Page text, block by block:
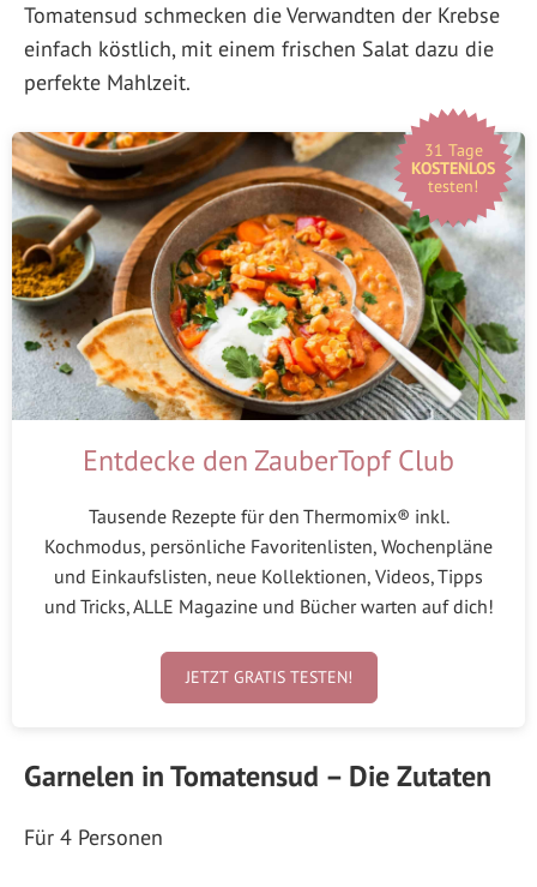
Tomatensud schmecken die Verwandten der Krebse
einfach köstlich, mit einem frischen Salat dazu die
perfekte Mahlzeit.
31 Tage
KOSTENLOS
testen!
Entdecke den ZauberTopf Club
Tausende Rezepte für den Thermomix® inkl.
Kochmodus, persönliche Favoritenlisten, Wochenpläne
und Einkaufslisten, neue Kollektionen, Videos, Tipps
und Tricks, ALLE Magazine und Bücher warten auf dich!
JETZT GRATIS TESTEN!
Garnelen in Tomatensud – Die Zutaten
Für 4 Personen